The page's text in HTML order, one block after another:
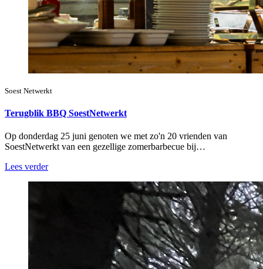
Soest Netwerkt
Terugblik BBQ SoestNetwerkt
Op donderdag 25 juni genoten we met zo'n 20 vrienden van
SoestNetwerkt van een gezellige zomerbarbecue bij…
Lees verder